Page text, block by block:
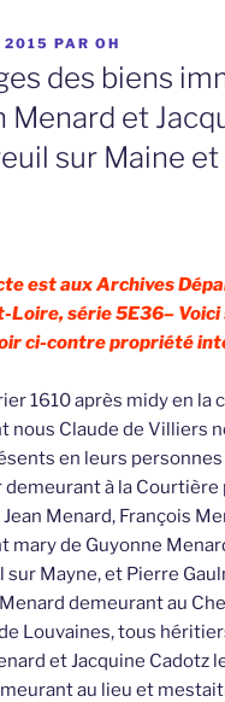
2015 PAR OH
des biens
Menard et
sur Maine
est aux Archives
Loire, série 5E36–
ci-contre propriété
1610 après midy en la
nous Claude de Villiers
en leurs
demeurant à la Courtière
Jean Menard, François
mary de Guyonne
Mayne, et Pierre
demeurant au
Louvaines, tous
et Jacquine Cadotz
au lieu et